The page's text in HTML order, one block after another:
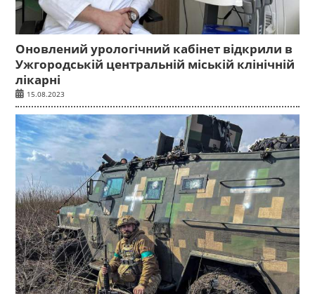
Оновлений урологічний кабінет відкрили в
Ужгородській центральній міській клінічній
лікарні
15.08.2023